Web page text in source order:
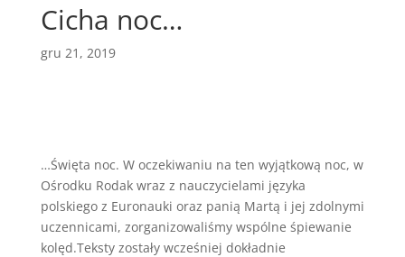
Cicha noc…
gru 21, 2019
…Święta noc. W oczekiwaniu na ten wyjątkową noc, w
Ośrodku Rodak wraz z nauczycielami języka
polskiego z Euronauki oraz panią Martą i jej zdolnymi
uczennicami, zorganizowaliśmy wspólne śpiewanie
kolęd.Teksty zostały wcześniej dokładnie